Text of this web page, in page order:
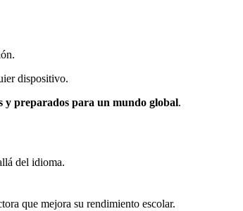
dispositivo.
y preparados para un mundo global.
del idioma.
que mejora su rendimiento escolar.